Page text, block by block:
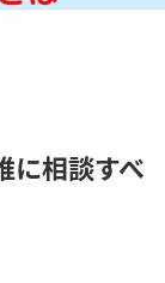
に相談すべ